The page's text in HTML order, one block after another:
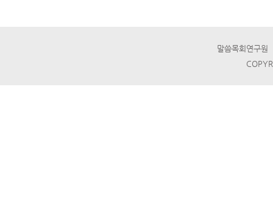
말씀목회연